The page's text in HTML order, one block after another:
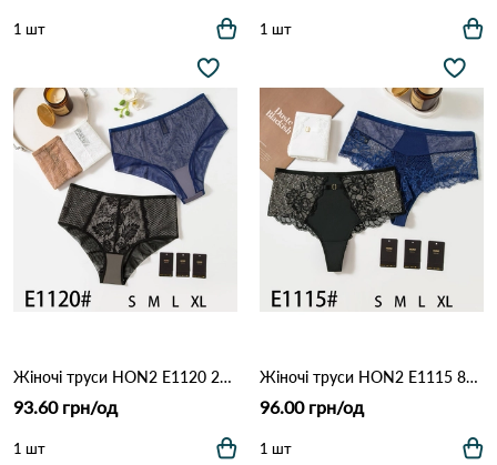
1 шт 1 шт
Жіночі труси HON2 E1120 2д Різні кольори
93.60 грн/од
1 шт
Жіночі труси HON2 E1115 8а Різні кольори
96.00 грн/од
1 шт